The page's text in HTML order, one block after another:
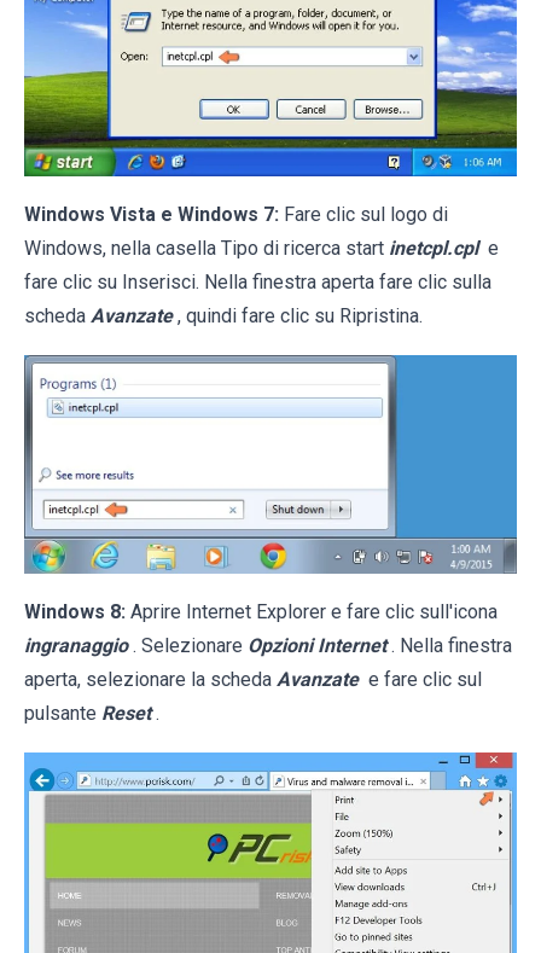
Windows Vista e Windows 7: Fare clic sul logo di
Windows, nella casella Tipo di ricerca start inetcpl.cpl e
fare clic su Inserisci. Nella finestra aperta fare clic sulla
scheda Avanzate , quindi fare clic su Ripristina.
Windows 8: Aprire Internet Explorer e fare clic sull'icona
ingranaggio . Selezionare Opzioni Internet . Nella finestra
aperta, selezionare la scheda Avanzate e fare clic sul
pulsante Reset .